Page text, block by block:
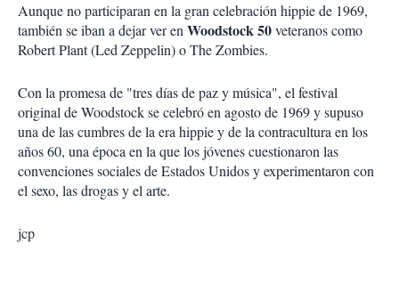
Aunque no participaran en la gran celebración hippie de 1969,
también se iban a dejar ver enWoodstock 50veteranos como
Robert Plant (Led Zeppelin) o The Zombies.
Con la promesa de "tres días de paz y música", el festival
original de Woodstock se celebró en agosto de 1969 y supuso
una de las cumbres de la era hippie y de la contracultura en los
años 60, una época en la que los jóvenes cuestionaron las
convenciones sociales de Estados Unidos y experimentaron con
el sexo, las drogas y el arte.
jcp